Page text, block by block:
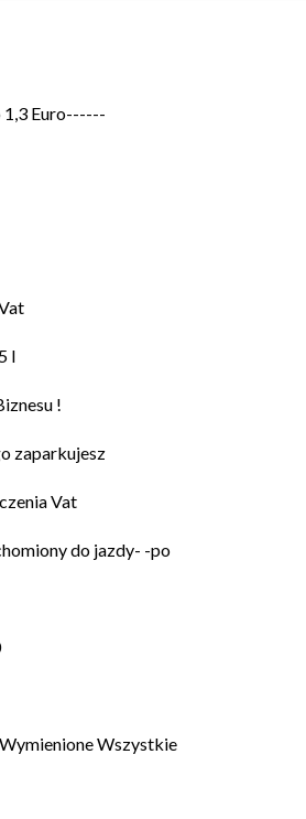
1,3 Euro------
l
!
zaparkujesz
Vat
do jazdy- -po
Wszystkie